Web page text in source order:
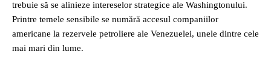
trebuie să se alinieze intereselor strategice ale Washingtonului.
Printre temele sensibile se numără accesul companiilor
americane la rezervele petroliere ale Venezuelei, unele dintre cele
mai mari din lume.